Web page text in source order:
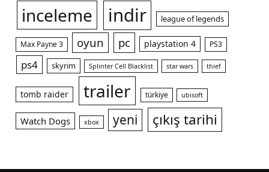
inceleme indir league of legends
Max Payne 3 oyun pc playstation 4 PS3
ps4 skyrim Splinter Cell Blacklist star wars thief
tomb raider trailer türkiye ubisoft
Watch Dogs xbox yeni çıkış tarihi